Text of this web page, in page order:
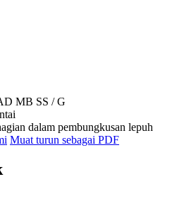
MB SS / G
dalam pembungkusan lepuh
Muat turun sebagai PDF